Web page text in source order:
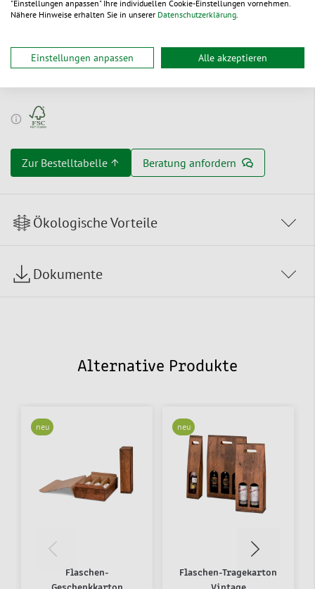
einfach und schnell aufgerichtet dank Automatikboden
Zur Bestelltabelle ↑ Beratung anfordern
Ökologische Vorteile
Dokumente
Alternative Produkte
neu
Flaschen-
neu
Flaschen-Tragekarton
"Einstellungen anpassen" Ihre individuellen Cookie-Einstellungen vornehmen.
Nähere Hinweise erhalten Sie in unserer Datenschutzerklärung
Einstellungen anpassen Alle akzeptieren